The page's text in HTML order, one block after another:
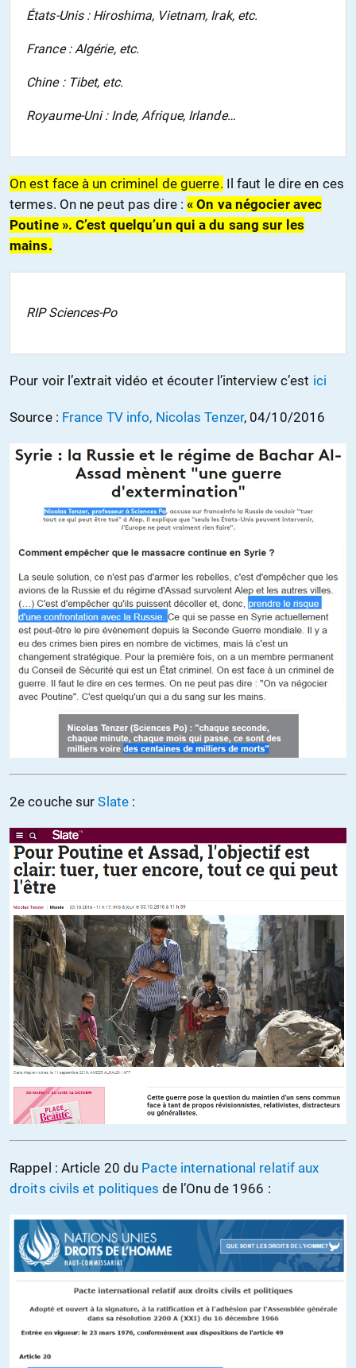
États-Unis : Hiroshima, Vietnam, Irak, etc.
France : Algérie, etc.
Chine : Tibet, etc.
Royaume-Uni : Inde, Afrique, Irlande…
On est face à un criminel de guerre. Il faut le dire en ces
termes. On ne peut pas dire :« On va négocier avec
Poutine ». C’est quelqu’un qui a du sang sur les
mains.
RIP Sciences-Po
Pour voir l’extrait vidéo et écouter l’interview c’est ici
Source : France TV info, Nicolas Tenzer, 04/10/2016
2e couche surSlate:
Rappel : Article 20 du Pacte international relatif aux
droits civils et politiques de l’Onu de 1966 :